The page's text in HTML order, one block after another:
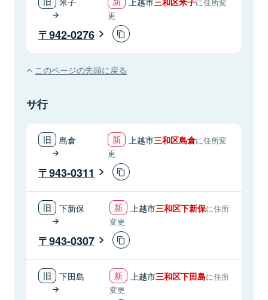
更
942-0276
このページの先頭に戻る
サ行
島倉 上越市三和区島倉に住所変
更
943-0311
下新保 上越市三和区下新保に住所
変更
943-0307
下田島 上越市三和区下田島に住所
変更